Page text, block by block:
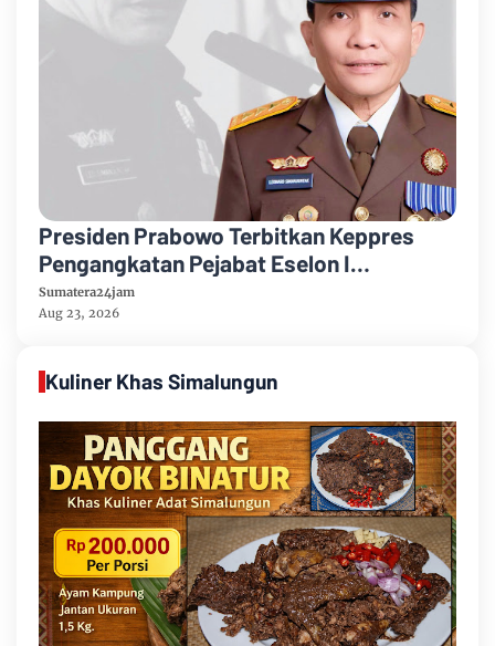
Presiden Prabowo Terbitkan Keppres
Pengangkatan Pejabat Eselon I
Kejaksaan Agung
Sumatera24jam
Aug 23, 2026
Kuliner Khas Simalungun